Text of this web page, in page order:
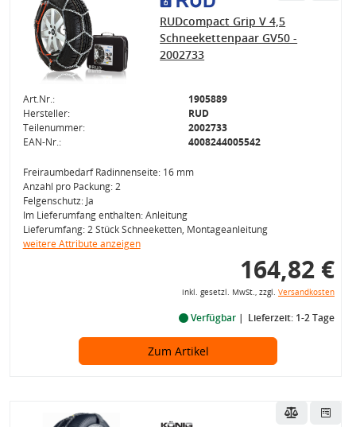
RUDcompact Grip V 4,5
Schneekettenpaar GV50 -
2002733
Art.Nr.:
1905889
Hersteller:
RUD
Teilenummer:
2002733
EAN-Nr.:
4008244005542
Freiraumbedarf Radinnenseite: 16 mm
Anzahl pro Packung: 2
Felgenschutz: Ja
Im Lieferumfang enthalten: Anleitung
Lieferumfang: 2 Stück Schneeketten, Montageanleitung
weitere Attribute anzeigen
164,82 €
inkl. gesetzl. MwSt., zzgl. Versandkosten
Verfügbar Lieferzeit: 1-2 Tage
Zum Artikel